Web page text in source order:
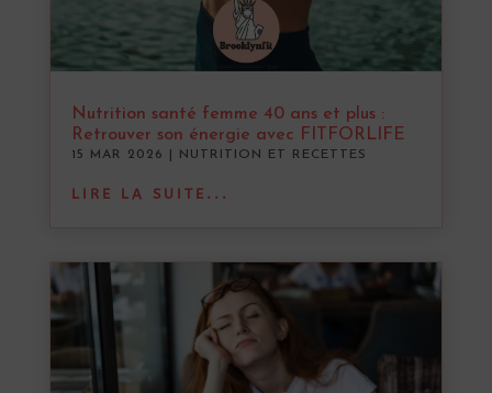
Nutrition santé femme 40 ans et plus :
Retrouver son énergie avec FITFORLIFE
15 MAR 2026 NUTRITION ET RECETTES
LIRE LA SUITE...